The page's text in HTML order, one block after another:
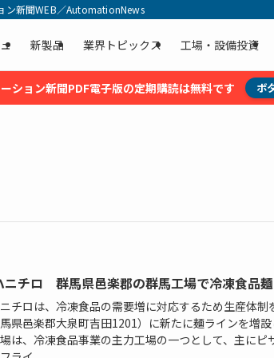
ン新聞WEB／AutomationNews
新製品 業界トピックス 工場・設備投資
ション新聞PDF電子版の定期購読は無料です ボ
ニチロ 群馬県邑楽郡の群馬工場で冷凍食品
チロは、冷凍食品の需要増に対応するため生産体制
県邑楽郡大泉町吉田1201）に新たに麺ラインを増設
は、冷凍食品事業の主力工場の一つとして、主にピ